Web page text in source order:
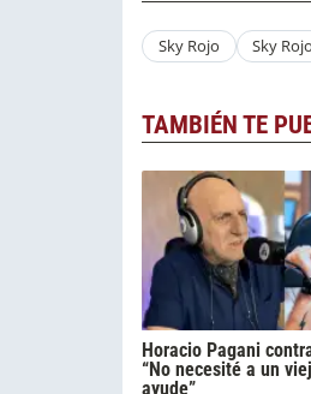
Sky Rojo Sky
TAMBIÉN TE
Horacio Pagani
“No necesité a un
ayude”